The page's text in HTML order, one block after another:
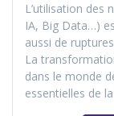
L’utilisation des
IA, Big Data…)
aussi de
La
dans le monde
essentielles de